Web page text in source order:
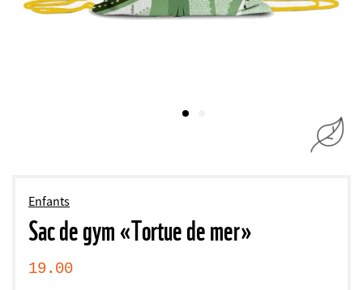
Enfants
Sac de gym «Tortue de mer»
19.00